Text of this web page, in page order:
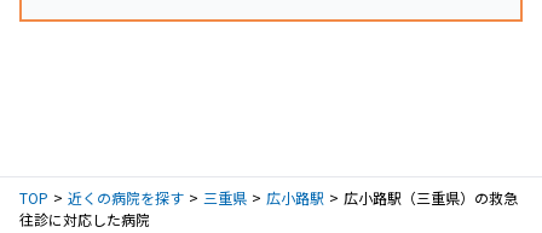
TOP 近くの病院を探す 三重県 広小路駅
広小路駅（三重県）の救急
往診に対応した病院